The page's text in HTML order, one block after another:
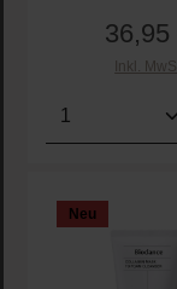
36,95
Inkl.
Produkt
Neu